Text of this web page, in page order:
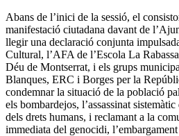
Abans de l’inici de la sessió, el
manifestació ciutadana davant de
llegir una declaració conjunta
Cultural, l’AFA de l’Escola La
Déu de Montserrat, i els grups
Blanques, ERC i Borges per la
condemnar la situació de la població
els bombardejos, l’assassinat
dels drets humans, i reclamant a la
immediata del genocidi,